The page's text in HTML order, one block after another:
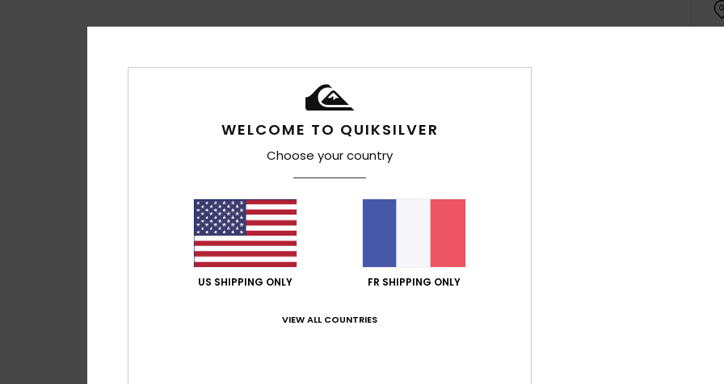
WELCOME TO QUIKSILVER
Choose your country
US SHIPPING ONLY FR SHIPPING ONLY
VIEW ALL COUNTRIES